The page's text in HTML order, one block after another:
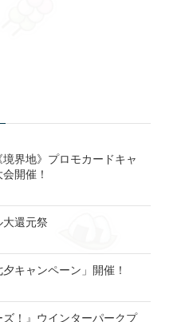
境界地》プロモカードキャ
開催！
還元祭
キャンペーン」開催！
ズ！』ウインターパークプ